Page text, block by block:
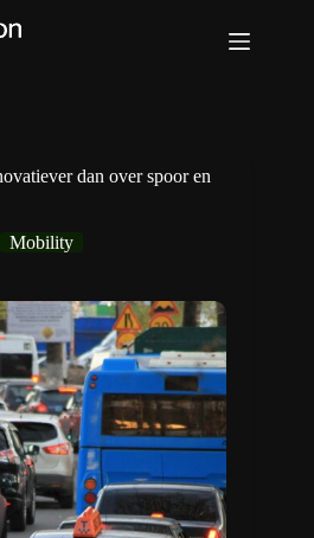
dan over spoor en
Mobility